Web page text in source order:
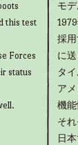
this test
Forces
status
モ
採
に
タ
ア
機
そ
日